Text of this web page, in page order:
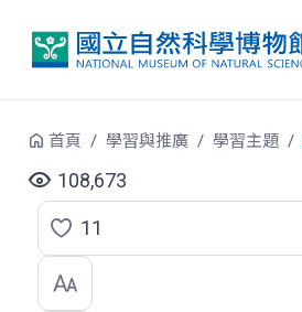
首頁 學習與推廣 學習主題
108,673
點
選
11